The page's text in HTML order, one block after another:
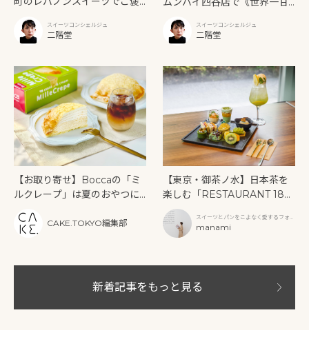
ズ レストラン」
スイーツコンシェルジュ
二階堂
いインドアフタヌーンティ
ー》を味わうスイーツコンシェルジュ
二階堂
【お取り寄せ】Boccaの「ミ
ルクレープ」は夏のおやつに
CAKE.TOKYO編集部
【東京・御茶ノ水】日本茶を
楽しむ「RESTAURANT 189
9 OCHANOMIZU」の抹茶ア
フタヌーンティーと新作クリ
ームソーダ
スイーツとパンをこよなく愛するフォト
グラファー
manami
新着記事をもっと見る